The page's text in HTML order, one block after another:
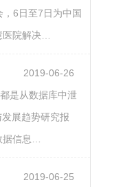
6日至7日为中国
院解决…
2019-06-26
是从数据库中泄
展趋势研究报
信息…
2019-06-25